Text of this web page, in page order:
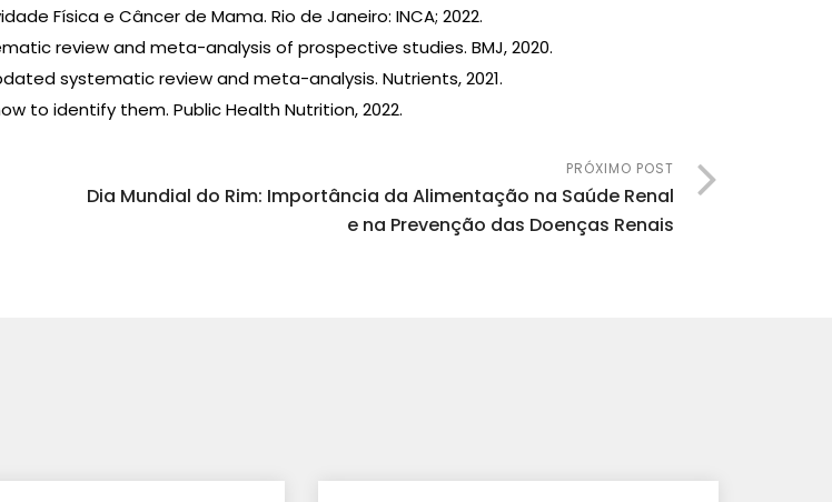
Física e Câncer de Mama. Rio de Janeiro: INCA; 2022.
review and meta-analysis of prospective studies. BMJ, 2020.
systematic review and meta-analysis. Nutrients, 2021.
to identify them. Public Health Nutrition, 2022.
PRÓXIMO POST
Dia Mundial do Rim: Importância da Alimentação na Saúde Renal
e na Prevenção das Doenças Renais